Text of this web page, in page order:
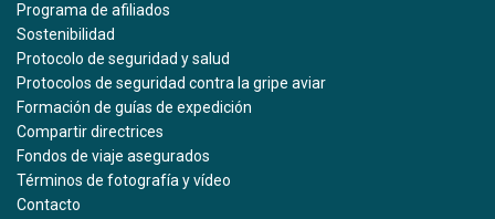
Programa de afiliados
Sostenibilidad
Protocolo de seguridad y salud
Protocolos de seguridad contra la gripe aviar
Formación de guías de expedición
Compartir directrices
Fondos de viaje asegurados
Términos de fotografía y vídeo
Contacto